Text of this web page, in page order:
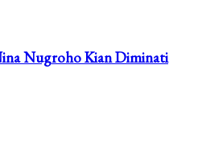
Nugroho Kian Diminati